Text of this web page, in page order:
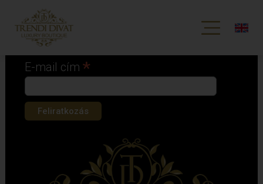
Iratkozz fel hírlevelünkre!
*
E-mail cím*